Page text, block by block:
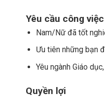
Yêu cầu công việc
Nam/Nữ đã tốt
Ưu tiên những bạn
Yêu ngành Giáo
Quyền lợi